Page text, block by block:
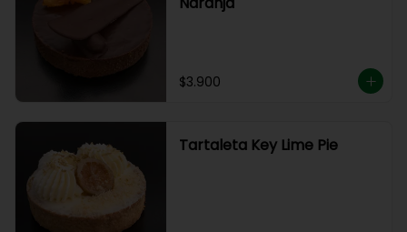
$3.900
Tartaleta Key Lime Pie